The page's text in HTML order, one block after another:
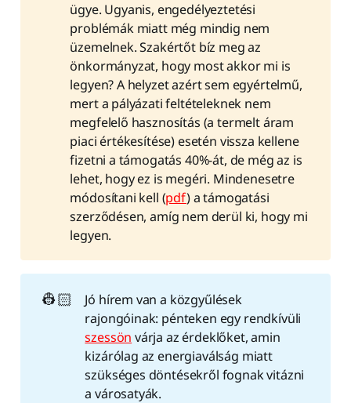
ügye. Ugyanis, engedélyeztetési
problémák miatt még mindig nem
üzemelnek. Szakértőt bíz meg az
önkormányzat, hogy most akkor mi is
legyen? A helyzet azért sem egyértelmű,
mert a pályázati feltételeknek nem
megfelelő hasznosítás (a termelt áram
piaci értékesítése) esetén vissza kellene
fizetni a támogatás 40%-át, de még az is
lehet, hogy ez is megéri. Mindenesetre
módosítani kell (pdf) a támogatási
szerződésen, amíg nem derül ki, hogy mi
legyen.
👷🏻
Jó hírem van a közgyűlések
rajongóinak: pénteken egy rendkívüli
szessön várja az érdeklőket, amin
kizárólag az energiaválság miatt
szükséges döntésekről fognak vitázni
a városatyák.